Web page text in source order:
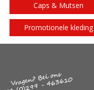
Caps & Mutsen
Promotionele kleding